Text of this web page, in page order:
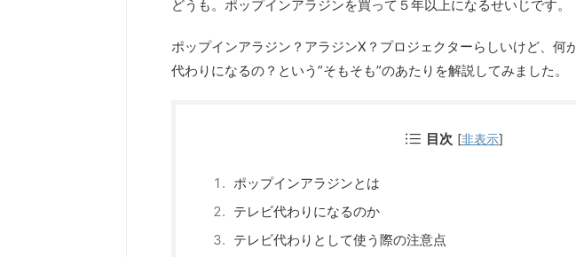
どうも。ポップインアラジンを買って５年以上になるせいじです。
ポップインアラジン？アラジンX？プロジェクターらしいけど、何
代わりになるの？という”そもそも”のあたりを解説してみました。
目次 [非表示]
ポップインアラジンとは
テレビ代わりになるのか
テレビ代わりとして使う際の注意点